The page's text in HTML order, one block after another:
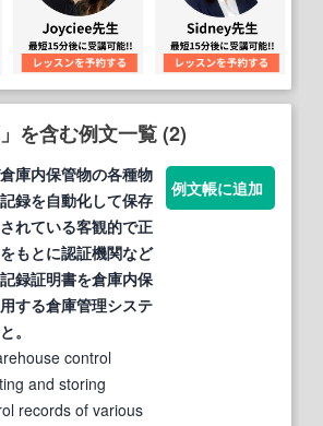
を含む例文一覧 (2)
倉庫内保管物の各種物
録を自動化して保存
れている客観的で正
もとに認証機関など
録証明書を倉庫内保
する倉庫管理システ
。
control
and storing
records of various
例文帳に追加